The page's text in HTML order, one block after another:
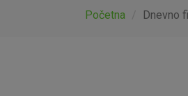
Početna Dnevno